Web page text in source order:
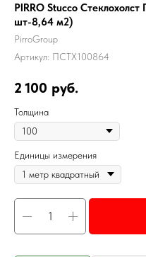
PIRRO Stucco
шт-8,64 м2)
PirroGroup
Артикул: ПСТХ100864
2 100 руб.
Толщина
Единицы измерения